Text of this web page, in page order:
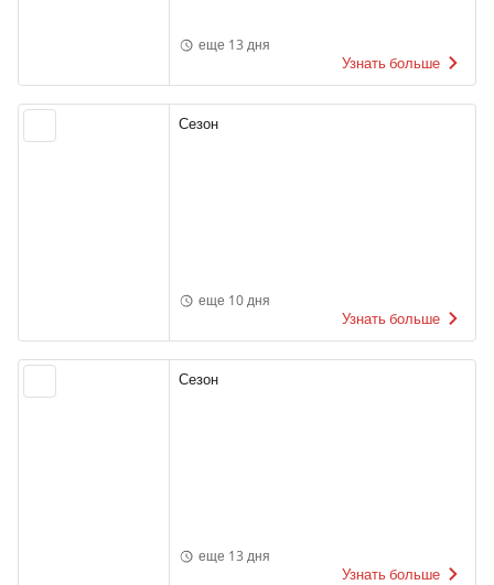
еще 13 дня
Узнать больше
Сезон
еще 10 дня
Узнать больше
Сезон
еще 13 дня
Узнать больше